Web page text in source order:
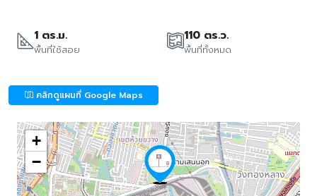
1 ตร.ม.
พื้นที่ใช้สอย
110 ตร.ว.
พื้นที่ทั้งหมด
คลิกดูแผนที่ Google Maps
+
−